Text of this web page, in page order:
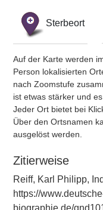
Sterbeort
Auf der Karte werden
Person lokalisierten
nach Zoomstufe
ist etwas stärker und
Jeder Ort bietet bei
Über den Ortsnamen
ausgelöst werden.
Zitierweise
Reiff, Karl Philipp,
https://
biographie.de/